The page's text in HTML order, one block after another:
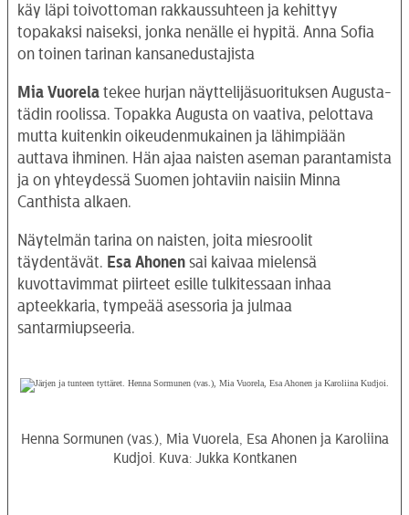
käy läpi toivottoman rakkaussuhteen ja kehittyy
topakaksi naiseksi, jonka nenälle ei hypitä. Anna Sofia
on toinen tarinan kansanedustajista
Mia Vuorela tekee hurjan näyttelijäsuorituksen Augusta-
tädin roolissa. Topakka Augusta on vaativa, pelottava
mutta kuitenkin oikeudenmukainen ja lähimpiään
auttava ihminen. Hän ajaa naisten aseman parantamista
ja on yhteydessä Suomen johtaviin naisiin Minna
Canthista alkaen.
Näytelmän tarina on naisten, joita miesroolit
täydentävät. Esa Ahonen sai kaivaa mielensä
kuvottavimmat piirteet esille tulkitessaan inhaa
apteekkaria, tympeää asessoria ja julmaa
santarmiupseeria.
Henna Sormunen (vas.), Mia Vuorela, Esa Ahonen ja Karoliina
Kudjoi. Kuva: Jukka Kontkanen